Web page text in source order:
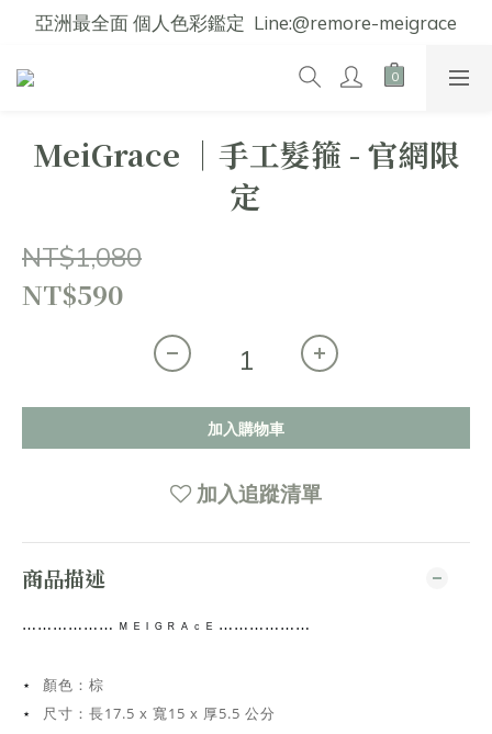
亞洲最全面 個人色彩鑑定  Line:@remore-meigrace
MeiGrace │手工髮箍 - 官網限
定
NT$1,080
NT$590
加入購物車
加入追蹤清單
商品描述
⋯⋯ ⋯⋯⋯⋯ ᴹ ᴱ ᴵ ᴳ ᴿ ᴬ ᶜ ᴱ ⋯⋯⋯⋯ ⋯⋯
⋆ 顏色：棕
⋆ 尺寸： 長17.5 x 寬15 x 厚5.5 公分